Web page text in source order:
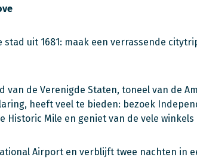
uit 1681: maak een verrassende
van de Verenigde Staten, toneel van de
heeft veel te bieden: bezoek
Historic Mile en geniet van de vele
Airport en verblijft twee nachten in